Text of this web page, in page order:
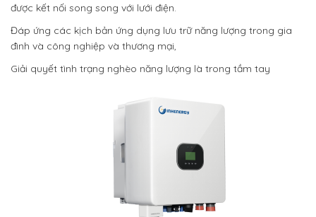
được kết nối song song với lưới điện.
Đáp ứng các kịch bản ứng dụng lưu trữ năng lượng trong gia
đình và công nghiệp và thương mại,
Giải quyết tình trạng nghèo năng lượng là trong tầm tay